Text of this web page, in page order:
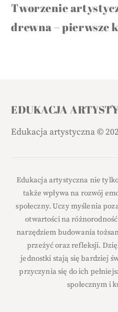
Tworzenie
drewna – pierwsze
EDUKACJA
Edukacja artystyczna©
Edukacja artystyczna nie
także wpływa na rozwój
społeczny. Uczy myślenia
otwartości na
narzędziem budowania
przeżyć oraz refleksji.
jednostki stają się bardziej
przyczynia się do ich
społecznym i